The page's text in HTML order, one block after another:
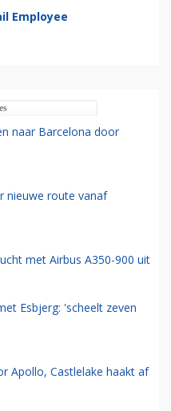
Employee
naar Barcelona door
nieuwe route vanaf
met Airbus A350-900 uit
Esbjerg: 'scheelt zeven
Apollo, Castlelake haakt af